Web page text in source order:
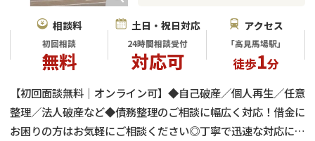
相談料
初回相談
無料
土日・祝日対応
24時間相談受付
対応可
アクセス
「高見馬場駅」
徒歩1分
【初回面談無料｜オンライン可】◆自己破産／個人再生／任意
整理／法人破産など◆債務整理のご相談に幅広く対応！借金に
お困りの方はお気軽にご相談ください◎丁寧で迅速な対応に自